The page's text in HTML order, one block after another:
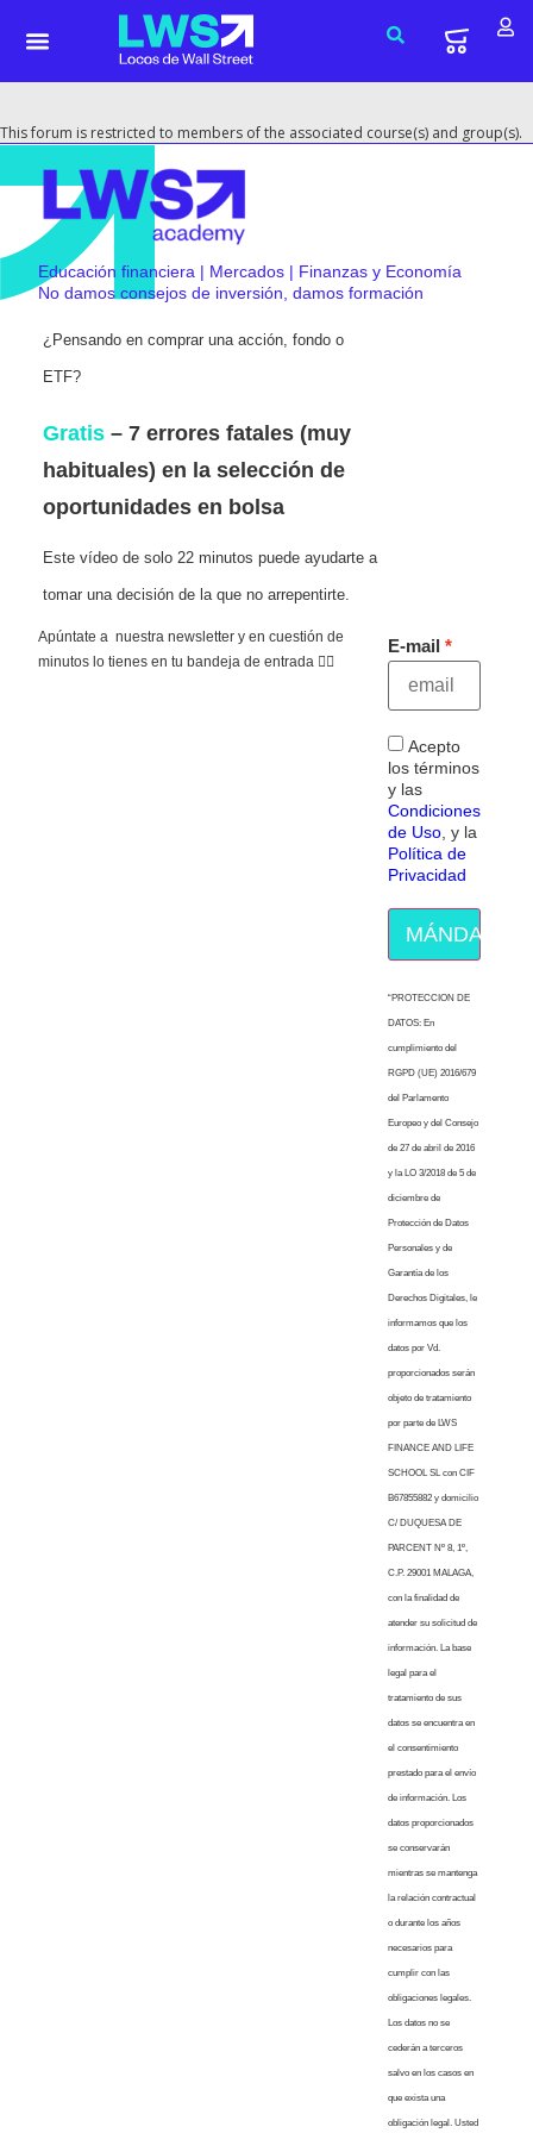
This forum is restricted to members of the associated course(s) and group(s).
Educación financiera | Mercados | Finanzas y Economía
No damos consejos de inversión, damos formación
¿Pensando en comprar una acción, fondo o
ETF?
Gratis – 7 errores fatales (muy
habituales) en la selección de
oportunidades en bolsa
Este vídeo de solo 22 minutos puede ayudarte a
tomar una decisión de la que no arrepentirte.
Apúntate a nuestra newsletter y en cuestión de
minutos lo tienes en tu bandeja de entrada 👇🏻
E-mail
Acepto
los términos
y las
Condiciones
de Uso, y la
Política de
Privacidad
MÁNDAME
“PROTECCION DE
DATOS: En
cumplimiento del
RGPD (UE) 2016/679
del Parlamento
Europeo y del Consejo
de 27 de abril de 2016
y la LO 3/2018 de 5 de
diciembre de
Protección de Datos
Personales y de
Garantía de los
Derechos Digitales, le
informamos que los
datos por Vd.
proporcionados serán
objeto de tratamiento
por parte de LWS
FINANCE AND LIFE
SCHOOL SL con CIF
B67855882 y domicilio
C/ DUQUESA DE
PARCENT Nº 8, 1º,
C.P. 29001 MALAGA,
con la finalidad de
atender su solicitud de
información. La base
legal para el
tratamiento de sus
datos se encuentra en
el consentimiento
prestado para el envío
de información. Los
datos proporcionados
se conservarán
mientras se mantenga
la relación contractual
o durante los años
necesarios para
cumplir con las
obligaciones legales.
Los datos no se
cederán a terceros
salvo en los casos en
que exista una
obligación legal. Usted